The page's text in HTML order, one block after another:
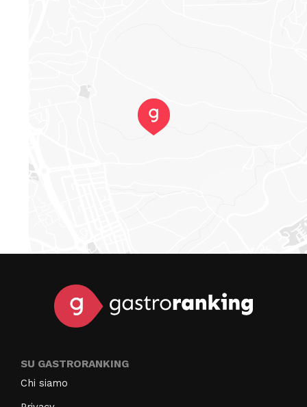
SU GASTRORANKING
Chi siamo